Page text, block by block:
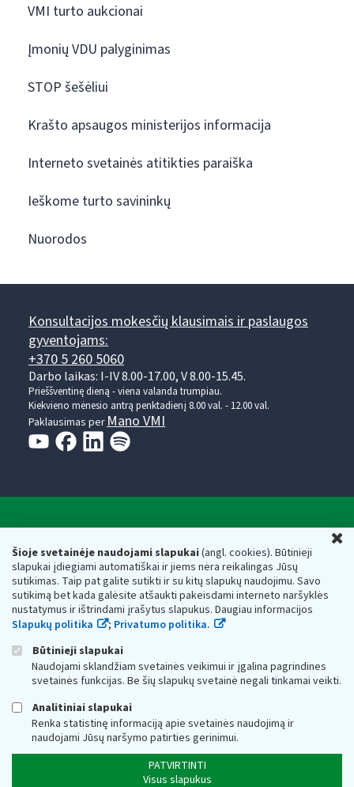
Šioje svetainėje naudojami slapukai(angl. cookies). Būtinieji
slapukai įdiegiami automatiškai ir jiems nėra reikalingas Jūsų
sutikimas. Taip pat galite sutikti ir su kitų slapukų naudojimu. Savo
sutikimą bet kada galėsite atšaukti pakeisdami interneto naršyklės
nustatymus ir ištrindami įrašytus slapukus. Daugiau informacijos
Slapukų politika
; Privatumo politika.
Būtinieji slapukai
Naudojami sklandžiam svetainės veikimui ir įgalina pagrindines
svetainės funkcijas. Be šių slapukų svetainė negali tinkamai veikti.
Analitiniai slapukai
Renka statistinę informaciją apie svetainės naudojimą ir
naudojami Jūsų naršymo patirties gerinimui.
PATVIRTINTI
Visus slapukus
VMI turto aukcionai
Įmonių VDU palyginimas
STOP šešėliui
Krašto apsaugos ministerijos informacija
Interneto svetainės atitikties paraiška
Ieškome turto savininkų
Nuorodos
Konsultacijos mokesčių klausimais ir paslaugos
gyventojams:
+370 5 260 5060
Darbo laikas: I-IV 8.00-17.00, V 8.00-15.45.
Prieššventinę dieną - viena valanda trumpiau.
Kiekvieno mėnesio antrą penktadienį 8.00 val. - 12.00 val.
Paklausimas per Mano VMI
Respublikos finansų ministerijos
Biudžetinė įstaiga. Juridinio asmens kodas — 188659752,
adresas: Vasario 16-osios g. 14, 01107 Vilnius, Lietuva, el.paštas:
vmi@vmi.lt, E. pristatymo dėžutės adresas 188659752
Duomenys apie Valstybinę mokesčių inspekciją prie Lietuvos
Respublikos finansų ministerijos kaupiami ir saugomi Juridinių